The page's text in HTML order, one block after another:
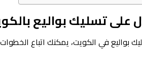
على تسليك بواليع
في الكويت، يمكنك اتباع الخطوات